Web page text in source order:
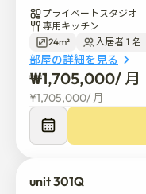
🏢建物情報
江南2はエレベーター
客室は201号室から
201号室は実際の1階
高い部屋は、階段を
プライベートスタジオ
専用キッチン
24m²
入居者 1 名
部屋の詳細を見る
₩1,705,000/ 月
¥1,705,000/ 月
unit 301Q